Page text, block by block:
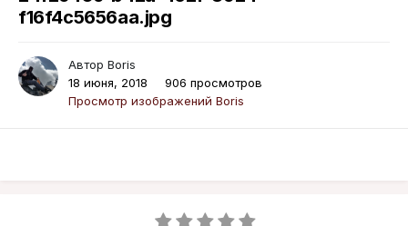
f16f4c5656aa.jpg
Автор Boris
18 июня, 2018
906 просмотров
Просмотр изображений Boris